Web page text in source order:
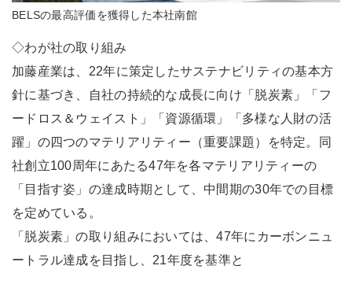
BELSの最高評価を獲得した本社南館
◇わが社の取り組み
加藤産業は、22年に策定したサステナビリティの基本方
針に基づき、自社の持続的な成長に向け「脱炭素」「フ
ードロス＆ウェイスト」「資源循環」「多様な人財の活
躍」の四つのマテリアリティー（重要課題）を特定。同
社創立100周年にあたる47年を各マテリアリティーの
「目指す姿」の達成時期として、中間期の30年での目標
を定めている。
「脱炭素」の取り組みにおいては、47年にカーボンニュ
ートラル達成を目指し、21年度を基準と